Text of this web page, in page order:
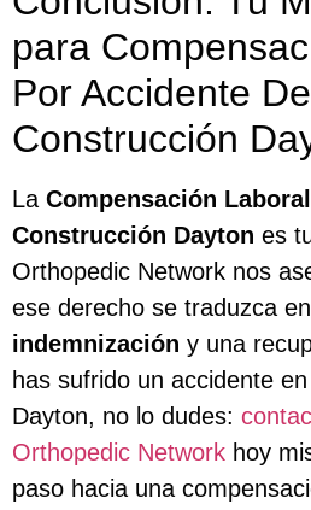
para
Por Accidente De
Construcción
La Compensación
Construcción Dayton es
Orthopedic Network nos
ese derecho se traduzca
indemnización y una
has sufrido un accidente
Dayton, no lo dudes:
Orthopedic Network hoy
paso hacia una